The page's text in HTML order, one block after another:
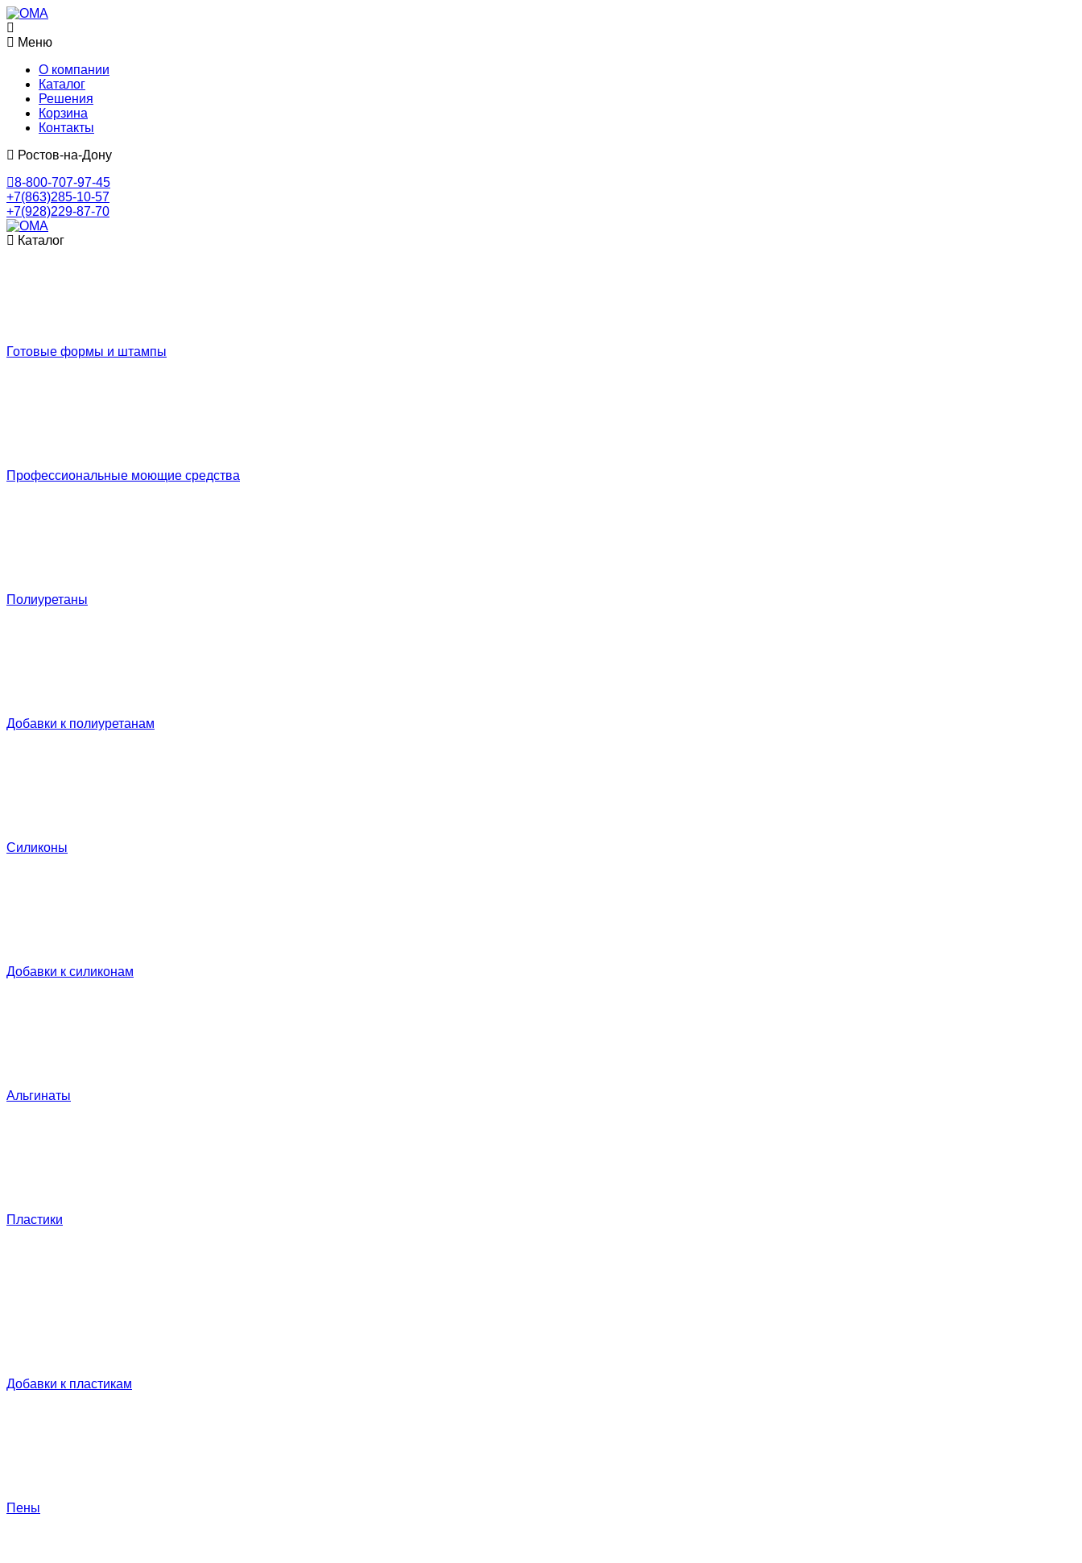
Меню
О компании
Каталог
Решения
Корзина
Контакты
Ростов-на-Дону
8-800-707-97-45
+7(863)285-10-57
+7(928)229-87-70
Каталог
Готовые формы и штампы
Профессиональные моющие средства
Полиуретаны
Добавки к полиуретанам
Силиконы
Добавки к силиконам
Альгинаты
Пластики
Добавки к пластикам
Пены